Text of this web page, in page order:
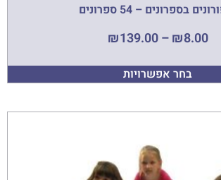
בספרונים – 54 ספרונים
₪8.00
–
₪139.00
בחר אפשרויות